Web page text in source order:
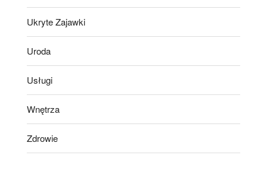
Ukryte Zajawki
Uroda
Usługi
Wnętrza
Zdrowie